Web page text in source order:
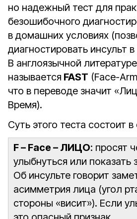
но надежный тест для
безошибочного
в домашних условиях
диагностировать инсульт
В англо­язычной
называется FAST (Face-
что в переводе значит
Время).
Суть этого теста состоит
F – Face – ЛИЦО: просят
улыбнуться или показать
Об инсульте говорит
асимметрия лица (угол
стороны «висит»). Если